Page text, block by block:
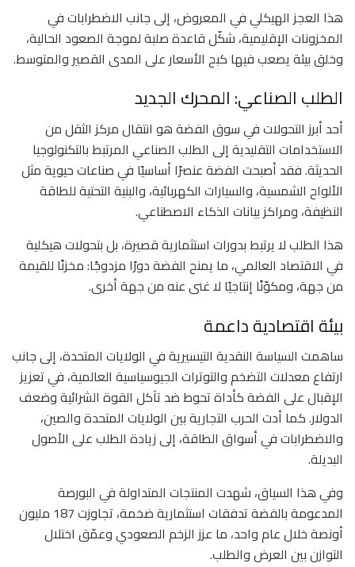
هذا العجز الهيكلي في المعروض، إلى جانب الاضطرابات في
المخزونات الإقليمية، شكّل قاعدة صلبة لموجة الصعود الحالية،
وخلق بيئة يصعب فيها كبح الأسعار على المدى القصير والمتوسط.
الطلب الصناعي: المحرك الجديد
أحد أبرز التحولات في سوق الفضة هو انتقال مركز الثقل من
الاستخدامات التقليدية إلى الطلب الصناعي المرتبط بالتكنولوجيا
الحديثة. فقد أصبحت الفضة عنصرًا أساسيًا في صناعات حيوية مثل
الألواح الشمسية، والسيارات الكهربائية، والبنية التحتية للطاقة
النظيفة، ومراكز بيانات الذكاء الاصطناعي.
هذا الطلب لا يرتبط بدورات استثمارية قصيرة، بل بتحولات هيكلية
في الاقتصاد العالمي، ما يمنح الفضة دورًا مزدوجًا: مخزنًا للقيمة
من جهة، ومكوّنًا إنتاجيًا لا غنى عنه من جهة أخرى.
بيئة اقتصادية داعمة
ساهمت السياسة النقدية التيسيرية في الولايات المتحدة، إلى جانب
ارتفاع معدلات التضخم والتوترات الجيوسياسية العالمية، في تعزيز
الإقبال على الفضة كأداة تحوط ضد تآكل القوة الشرائية وضعف
الدولار. كما أدت الحرب التجارية بين الولايات المتحدة والصين،
والاضطرابات في أسواق الطاقة، إلى زيادة الطلب على الأصول
البديلة.
وفي هذا السياق، شهدت المنتجات المتداولة في البورصة
المدعومة بالفضة تدفقات استثمارية ضخمة، تجاوزت 187 مليون
أونصة خلال عام واحد، ما عزز الزخم الصعودي وعمّق اختلال
التوازن بين العرض والطلب.